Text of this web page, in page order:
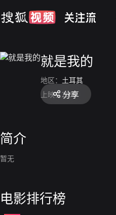
就是我的
地区： 土耳其
上映： 2006
分享
简介
暂无
电影排行榜